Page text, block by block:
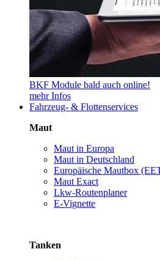
BKF Module bald auch online!
mehr Infos
Fahrzeug- & Flottenservices
Maut
Maut in Europa
Maut in Deutschland
Europäische Mautbox
Maut Exact
Lkw-Routenplaner
E-Vignette
Tanken